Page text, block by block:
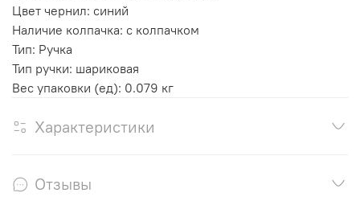
Цвет чернил: синий
Наличие колпачка: с колпачком
Тип: Ручка
Тип ручки: шариковая
Вес упаковки (ед): 0.079 кг
Характеристики
Отзывы